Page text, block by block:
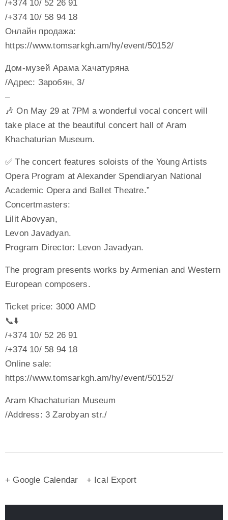
/+374 10/ 52 26 91
/+374 10/ 58 94 18
Онлайн продажа:
https://www.tomsarkgh.am/hy/event/50152/
Дом-музей Арама Хачатуряна
/Адрес: Заробян, 3/
–
🎶 On May 29 at 7PM a wonderful vocal concert will
take place at the beautiful concert hall of Aram
Khachaturian Museum.
✅ The concert features soloists of the Young Artists
Opera Program at Alexander Spendiaryan National
Academic Opera and Ballet Theatre.”
Concertmasters:
Lilit Abovyan,
Levon Javadyan.
Program Director: Levon Javadyan.
The program presents works by Armenian and Western
European composers.
Ticket price: 3000 AMD
📞⬇️
/+374 10/ 52 26 91
/+374 10/ 58 94 18
Online sale:
https://www.tomsarkgh.am/hy/event/50152/
Aram Khachaturian Museum
/Address: 3 Zarobyan str./
+ Google Calendar + Ical Export